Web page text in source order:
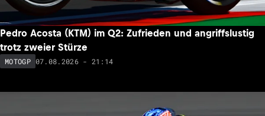
Pedro Acosta (KTM) im Q2: Zufrieden und angriffslustig
trotz zweier Stürze
MOTOGP 07.08.2026 - 21:14